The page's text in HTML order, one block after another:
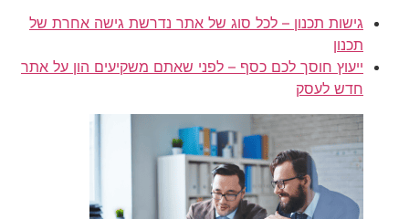
גישות תכנון – לכל סוג של אתר נדרשת גישה אחרת של
תכנון
ייעוץ חוסך לכם כסף – לפני שאתם משקיעים הון על אתר
חדש לעסק